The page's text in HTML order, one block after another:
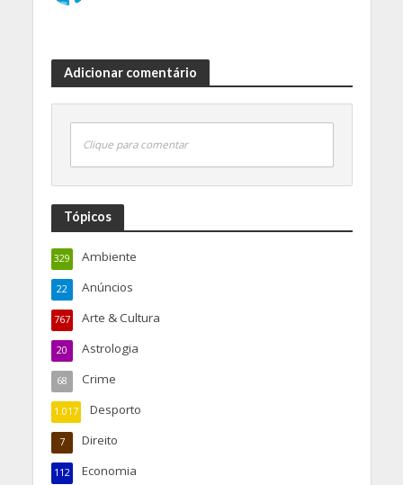
Adicionar comentário
Clique para comentar
Tópicos
Ambiente
329
Anúncios
22
Arte & Cultura
767
Astrologia
20
Crime
68
Desporto
1.017
Direito
7
Economia
112